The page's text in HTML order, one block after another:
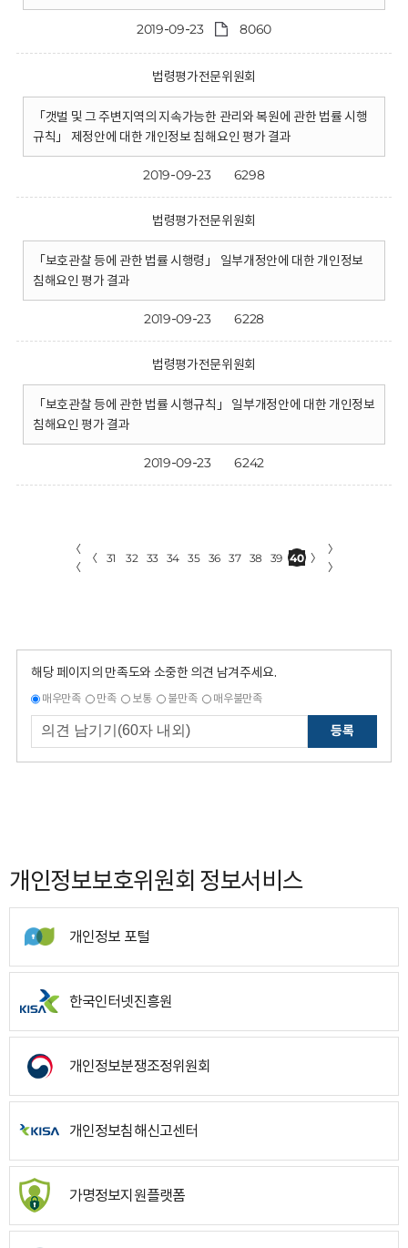
2019-09-23 8060
법령평가전문위원회
「갯벌 및 그 주변지역의 지속가능한 관리와 복원에 관한 법률 시행
규칙」 제정안에 대한 개인정보 침해요인 평가 결과
2019-09-23 6298
법령평가전문위원회
「보호관찰 등에 관한 법률 시행령」 일부개정안에 대한 개인정보
침해요인 평가 결과
2019-09-23 6228
법령평가전문위원회
「보호관찰 등에 관한 법률 시행규칙」 일부개정안에 대한 개인정보
침해요인 평가 결과
2019-09-23 6242
〈
〈
〈 31 32 33 34 35 36 37 38 39 40 〉
〉
〉
해당 페이지의 만족도와 소중한 의견 남겨주세요.
매우만족 만족 보통 불만족 매우불만족
등록
개인정보보호위원회 정보서비스
개인정보 포털
한국인터넷진흥원
개인정보분쟁조정위원회
개인정보침해신고센터
가명정보지원플랫폼